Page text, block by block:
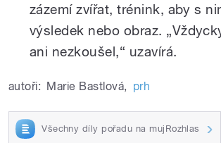
zázemí zvířat, trénink, aby s
výsledek nebo obraz.
ani nezkoušel,“ uzavírá.
autoři: Marie Bastlová, prh
Všechny díly pořadu na mujRozhlas